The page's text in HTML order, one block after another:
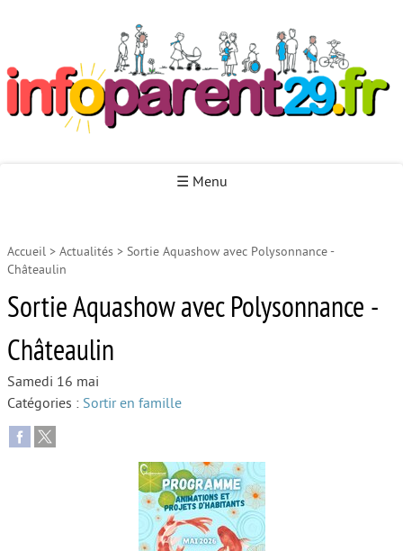
☰ Menu
Accueil
Autour de la petite enfance
Autour de la jeunesse
Protéger les enfants
Face au handicap
Face au deuil
Accueil > Actualités > Sortie Aquashow avec Polysonnance -
Châteaulin
Sortie Aquashow avec Polysonnance -
Châteaulin
Samedi 16 mai
Catégories : Sortir en famille